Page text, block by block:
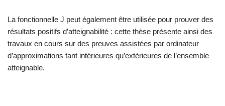
La fonctionnelle J peut également être utilisée pour prouver des
résultats positifs d’atteignabilité : cette thèse présente ainsi des
travaux en cours sur des preuves assistées par ordinateur
d’approximations tant intérieures qu’extérieures de l’ensemble
atteignable.